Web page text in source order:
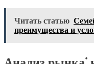
Читать статью
преимущества и